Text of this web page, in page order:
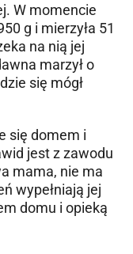
W momencie
g i mierzyła 51
na nią jej
marzył o
się mógł
się domem i
jest z zawodu
mama, nie ma
wypełniają jej
domu i opieką